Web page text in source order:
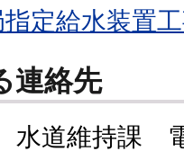
定給水装置
連絡先
水道維持課